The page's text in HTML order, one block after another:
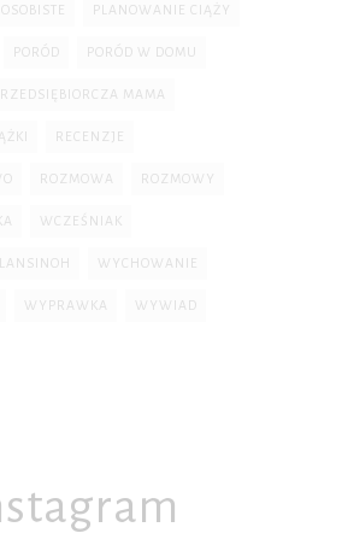
OSOBISTE PLANOWANIE CIĄŻY
PORÓD PORÓD W DOMU
MAMA
RECENZJE
ROZMOWA ROZMOWY
WCZEŚNIAK
WYCHOWANIE
WYPRAWKA WYWIAD